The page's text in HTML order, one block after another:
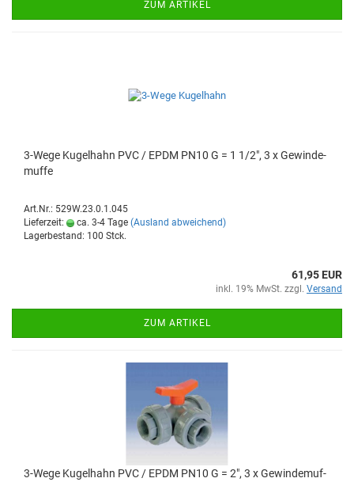
ZUM ARTIKEL
3-​Wege Ku­gel­hahn PVC / EPDM PN10 G = 1 1/2", 3 x Ge­win­de­
muf­fe
Art.Nr.: 529W.23.0.1.045
Lieferzeit:
ca. 3-4 Tage (Ausland abweichend)
Lagerbestand: 100 Stck.
61,95 EUR
inkl. 19% MwSt. zzgl. Versand
ZUM ARTIKEL
3-​Wege Ku­gel­hahn PVC / EPDM PN10 G = 2", 3 x Ge­win­de­muf­